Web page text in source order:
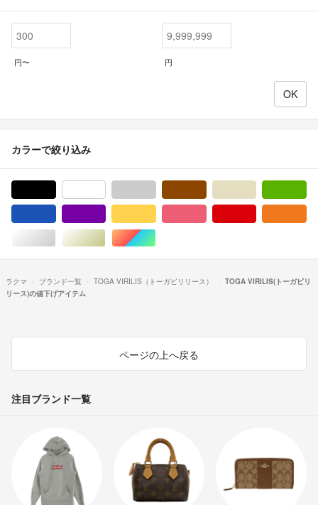
円〜 円
カラーで絞り込み
シルバー/銀色系ゴールド/金色系マルチカラー
ラクマ ブランド一覧 TOGA VIRILIS（トーガビリリース）
TOGA VIRILIS(トーガビリ
リース)の値下げアイテム
ページの上へ戻る
注目ブランド一覧